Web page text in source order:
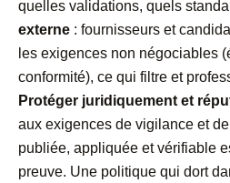
quelles validations, quels
externe : fournisseurs et
les exigences non négociables
conformité), ce qui filtre et
Protéger juridiquement et
aux exigences de vigilance et
publiée, appliquée et vérifiable
preuve. Une politique qui dort